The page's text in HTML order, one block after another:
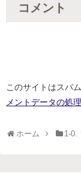
コメント
このサイトはスパ
メントデータの処
ホーム 1-0.